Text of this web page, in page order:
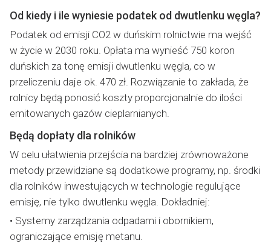
Od kiedy i ile wyniesie podatek od dwutlenku węgla?
Podatek od emisji CO2 w duńskim rolnictwie ma wejść
w życie w 2030 roku. Opłata ma wynieść 750 koron
duńskich za tonę emisji dwutlenku węgla, co w
przeliczeniu daje ok. 470 zł. Rozwiązanie to zakłada, że
rolnicy będą ponosić koszty proporcjonalnie do ilości
emitowanych gazów cieplarnianych.
Będą dopłaty dla rolników
W celu ułatwienia przejścia na bardziej zrównoważone
metody przewidziane są dodatkowe programy, np. środki
dla rolników inwestujących w technologie regulujące
emisję, nie tylko dwutlenku węgla. Dokładniej:
• Systemy zarządzania odpadami i obornikiem,
ograniczające emisję metanu.